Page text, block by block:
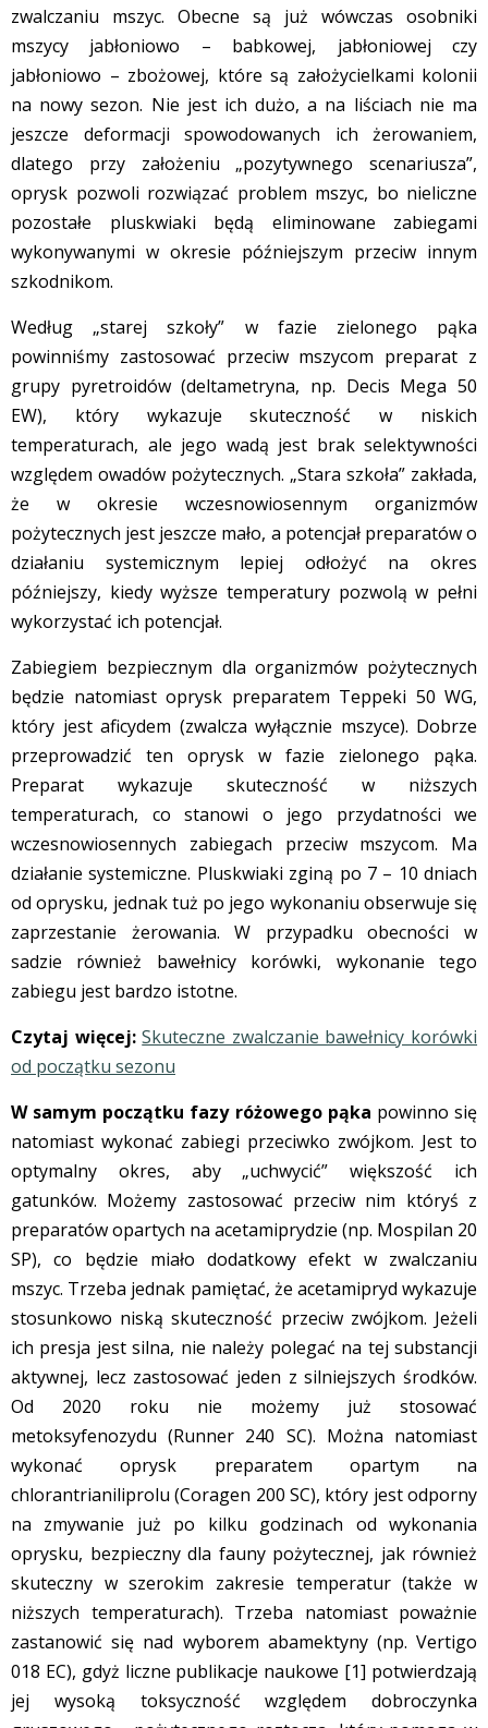
zwalczaniu mszyc. Obecne są już wówczas osobniki
mszycy jabłoniowo – babkowej, jabłoniowej czy
jabłoniowo – zbożowej, które są założycielkami kolonii
na nowy sezon. Nie jest ich dużo, a na liściach nie ma
jeszcze deformacji spowodowanych ich żerowaniem,
dlatego przy założeniu „pozytywnego scenariusza”,
oprysk pozwoli rozwiązać problem mszyc, bo nieliczne
pozostałe pluskwiaki będą eliminowane zabiegami
wykonywanymi w okresie późniejszym przeciw innym
szkodnikom.
Według „starej szkoły” w fazie zielonego pąka
powinniśmy zastosować przeciw mszycom preparat z
grupy pyretroidów (deltametryna, np. Decis Mega 50
EW), który wykazuje skuteczność w niskich
temperaturach, ale jego wadą jest brak selektywności
względem owadów pożytecznych. „Stara szkoła” zakłada,
że w okresie wczesnowiosennym organizmów
pożytecznych jest jeszcze mało, a potencjał preparatów o
działaniu systemicznym lepiej odłożyć na okres
późniejszy, kiedy wyższe temperatury pozwolą w pełni
wykorzystać ich potencjał.
Zabiegiem bezpiecznym dla organizmów pożytecznych
będzie natomiast oprysk preparatem Teppeki 50 WG,
który jest aficydem (zwalcza wyłącznie mszyce). Dobrze
przeprowadzić ten oprysk w fazie zielonego pąka.
Preparat wykazuje skuteczność w niższych
temperaturach, co stanowi o jego przydatności we
wczesnowiosennych zabiegach przeciw mszycom. Ma
działanie systemiczne. Pluskwiaki zginą po 7 – 10 dniach
od oprysku, jednak tuż po jego wykonaniu obserwuje się
zaprzestanie żerowania. W przypadku obecności w
sadzie również bawełnicy korówki, wykonanie tego
zabiegu jest bardzo istotne.
Czytaj więcej: Skuteczne zwalczanie bawełnicy korówki
od początku sezonu
W samym początku fazy różowego pąka powinno się
natomiast wykonać zabiegi przeciwko zwójkom. Jest to
optymalny okres, aby „uchwycić” większość ich
gatunków. Możemy zastosować przeciw nim któryś z
preparatów opartych na acetamiprydzie (np. Mospilan 20
SP), co będzie miało dodatkowy efekt w zwalczaniu
mszyc. Trzeba jednak pamiętać, że acetamipryd wykazuje
stosunkowo niską skuteczność przeciw zwójkom. Jeżeli
ich presja jest silna, nie należy polegać na tej substancji
aktywnej, lecz zastosować jeden z silniejszych środków.
Od 2020 roku nie możemy już stosować
metoksyfenozydu (Runner 240 SC). Można natomiast
wykonać oprysk preparatem opartym na
chlorantrianiliprolu (Coragen 200 SC), który jest odporny
na zmywanie już po kilku godzinach od wykonania
oprysku, bezpieczny dla fauny pożytecznej, jak również
skuteczny w szerokim zakresie temperatur (także w
niższych temperaturach). Trzeba natomiast poważnie
zastanowić się nad wyborem abamektyny (np. Vertigo
018 EC), gdyż liczne publikacje naukowe [1] potwierdzają
jej wysoką toksyczność względem dobroczynka